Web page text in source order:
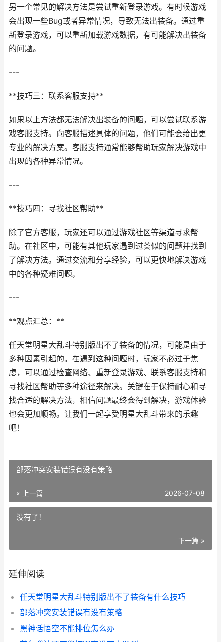
另一个常见的解决方法是尝试重新登录游戏。有时候游戏
会出现一些Bug或者异常情况，导致无法出装备。通过重
新登录游戏，可以重新加载游戏数据，有可能解决出装备
的问题。
---
**技巧三：联系客服支持**
如果以上方法都无法解决出装备的问题，可以尝试联系游
戏客服支持。向客服描述具体的问题，他们可能会给出更
专业的解决方案。客服支持通常能够帮助玩家解决游戏中
出现的各种异常情况。
---
**技巧四：寻找社区帮助**
除了官方客服，玩家还可以通过游戏社区等渠道寻求帮
助。在社区中，可能有其他玩家遇到过类似的问题并找到
了解决方法。通过交流和分享经验，可以更快地解决游戏
中的各种疑难问题。
---
**观点汇总：**
任天堂明星大乱斗特别版出不了装备的情况，可能是由于
多种因素引起的。在遇到这种问题时，玩家不必过于焦
虑，可以通过检查网络、重新登录游戏、联系客服支持和
寻找社区帮助等多种途径来解决。关键在于保持耐心和寻
找合适的解决方法，相信问题最终会得到解决，游戏体验
也会更加顺畅。让我们一起享受明星大乱斗带来的乐趣
吧！
部落冲突安装错误有没有策略
« 上一篇 2026-07-08
没有了！
下一篇 »
延伸阅读
任天堂明星大乱斗特别版出不了装备有什么技巧
部落冲突安装错误有没有策略
黑神话悟空不能排位怎么办